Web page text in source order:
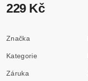
229 Kč
Značka
Kategorie
Záruka